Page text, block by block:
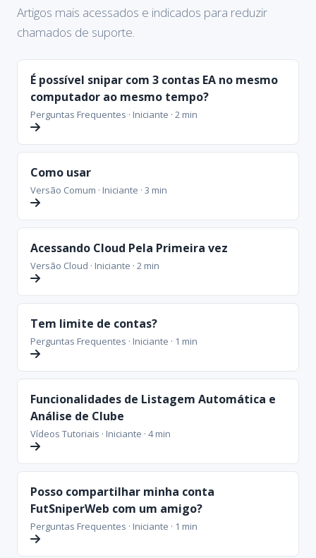
Artigos mais acessados e indicados para reduzir
chamados de suporte.
É possível snipar com 3 contas EA no mesmo
computador ao mesmo tempo?
Perguntas Frequentes · Iniciante · 2 min
Como usar
Versão Comum · Iniciante · 3 min
Acessando Cloud Pela Primeira vez
Versão Cloud · Iniciante · 2 min
Tem limite de contas?
Perguntas Frequentes · Iniciante · 1 min
Funcionalidades de Listagem Automática e
Análise de Clube
Vídeos Tutoriais · Iniciante · 4 min
Posso compartilhar minha conta
FutSniperWeb com um amigo?
Perguntas Frequentes · Iniciante · 1 min